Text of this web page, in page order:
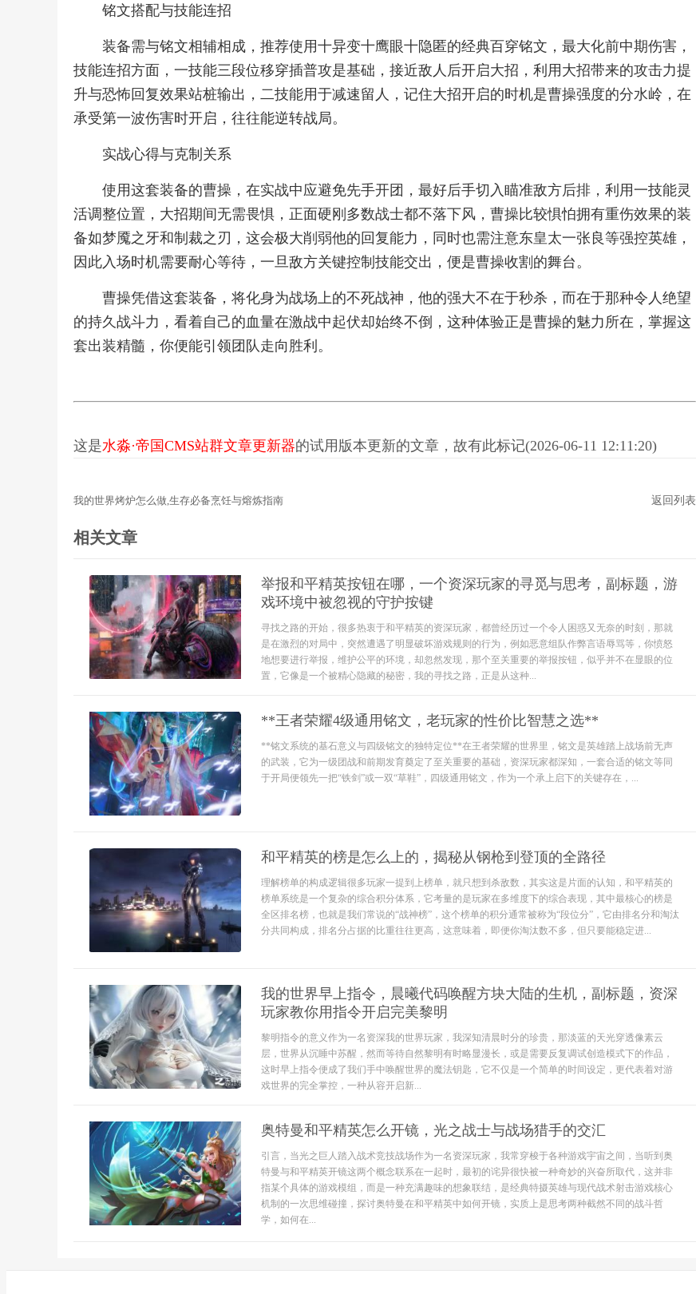
铭文搭配与技能连招
装备需与铭文相辅相成，推荐使用十异变十鹰眼十隐匿的经典百穿铭文，最大化前中期伤害，
技能连招方面，一技能三段位移穿插普攻是基础，接近敌人后开启大招，利用大招带来的攻击力提
升与恐怖回复效果站桩输出，二技能用于减速留人，记住大招开启的时机是曹操强度的分水岭，在
承受第一波伤害时开启，往往能逆转战局。
实战心得与克制关系
使用这套装备的曹操，在实战中应避免先手开团，最好后手切入瞄准敌方后排，利用一技能灵
活调整位置，大招期间无需畏惧，正面硬刚多数战士都不落下风，曹操比较惧怕拥有重伤效果的装
备如梦魇之牙和制裁之刃，这会极大削弱他的回复能力，同时也需注意东皇太一张良等强控英雄，
因此入场时机需要耐心等待，一旦敌方关键控制技能交出，便是曹操收割的舞台。
曹操凭借这套装备，将化身为战场上的不死战神，他的强大不在于秒杀，而在于那种令人绝望
的持久战斗力，看着自己的血量在激战中起伏却始终不倒，这种体验正是曹操的魅力所在，掌握这
套出装精髓，你便能引领团队走向胜利。
这是水淼·帝国CMS站群文章更新器的试用版本更新的文章，故有此标记(2026-06-11 12:11:20)
我的世界烤炉怎么做,生存必备烹饪与熔炼指南 返回列表
相关文章
举报和平精英按钮在哪，一个资深玩家的寻觅与思考，副标题，游
戏环境中被忽视的守护按键
寻找之路的开始，很多热衷于和平精英的资深玩家，都曾经历过一个令人困惑又无奈的时刻，那就
是在激烈的对局中，突然遭遇了明显破坏游戏规则的行为，例如恶意组队作弊言语辱骂等，你愤怒
地想要进行举报，维护公平的环境，却忽然发现，那个至关重要的举报按钮，似乎并不在显眼的位
置，它像是一个被精心隐藏的秘密，我的寻找之路，正是从这种...
**王者荣耀4级通用铭文，老玩家的性价比智慧之选**
**铭文系统的基石意义与四级铭文的独特定位**在王者荣耀的世界里，铭文是英雄踏上战场前无声
的武装，它为一级团战和前期发育奠定了至关重要的基础，资深玩家都深知，一套合适的铭文等同
于开局便领先一把“铁剑”或一双“草鞋”，四级通用铭文，作为一个承上启下的关键存在，...
和平精英的榜是怎么上的，揭秘从钢枪到登顶的全路径
理解榜单的构成逻辑很多玩家一提到上榜单，就只想到杀敌数，其实这是片面的认知，和平精英的
榜单系统是一个复杂的综合积分体系，它考量的是玩家在多维度下的综合表现，其中最核心的榜是
全区排名榜，也就是我们常说的“战神榜”，这个榜单的积分通常被称为“段位分”，它由排名分和淘汰
分共同构成，排名分占据的比重往往更高，这意味着，即便你淘汰数不多，但只要能稳定进...
我的世界早上指令，晨曦代码唤醒方块大陆的生机，副标题，资深
玩家教你用指令开启完美黎明
黎明指令的意义作为一名资深我的世界玩家，我深知清晨时分的珍贵，那淡蓝的天光穿透像素云
层，世界从沉睡中苏醒，然而等待自然黎明有时略显漫长，或是需要反复调试创造模式下的作品，
这时早上指令便成了我们手中唤醒世界的魔法钥匙，它不仅是一个简单的时间设定，更代表着对游
戏世界的完全掌控，一种从容开启新...
奥特曼和平精英怎么开镜，光之战士与战场猎手的交汇
引言，当光之巨人踏入战术竞技战场作为一名资深玩家，我常穿梭于各种游戏宇宙之间，当听到奥
特曼与和平精英开镜这两个概念联系在一起时，最初的诧异很快被一种奇妙的兴奋所取代，这并非
指某个具体的游戏模组，而是一种充满趣味的想象联结，是经典特摄英雄与现代战术射击游戏核心
机制的一次思维碰撞，探讨奥特曼在和平精英中如何开镜，实质上是思考两种截然不同的战斗哲
学，如何在...